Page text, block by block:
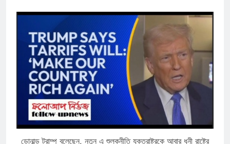
ডোনাল্ড ট্রাম্প বলেছেন, নতুন এ শুল্কনীতি যুক্তরাষ্ট্রকে আবার ধনী রাষ্ট্রে